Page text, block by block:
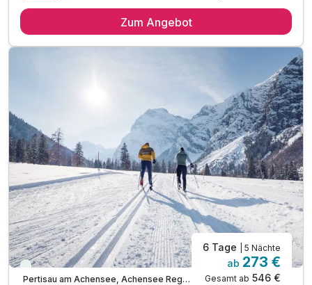
inkl. Achensee-Card ***
inkl. Ermäßigung Karwendel Bergbahn***
Tipp: täglich frisches Brot auf Bestellung
Tipp: Abenteuerpark Achensee
Tipp: Atoll Achensee - Freizeitzentrum
Tipp: Kostenloses Freibad und See-Zugänge
ACHTUNG: Endreinigung & OT nicht inkludiert**
ACHTUNG: Aufpreis 3te & 4te Person*
Zum Angebot
Viele Termine frei
Pertisau am Achensee, Achensee Region
6 Tage | 5 Nächte
ab 273 €
Gesamt ab 546 €